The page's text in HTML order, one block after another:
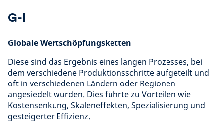
G-I
Globale Wertschöpfungsketten
Diese sind das Ergebnis eines langen Prozesses, bei
dem verschiedene Produktionsschritte aufgeteilt und
oft in verschiedenen Ländern oder Regionen
angesiedelt wurden. Dies führte zu Vorteilen wie
Kostensenkung, Skaleneffekten, Spezialisierung und
gesteigerter Effizienz.